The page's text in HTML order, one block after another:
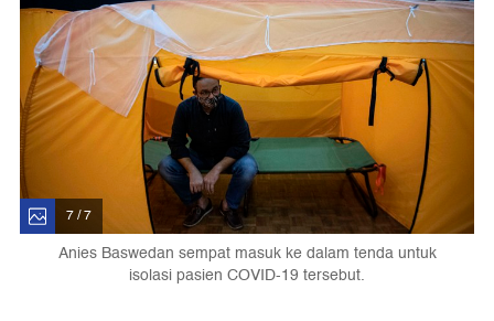
7 / 7
Anies Baswedan sempat masuk ke dalam tenda untuk
isolasi pasien COVID-19 tersebut.